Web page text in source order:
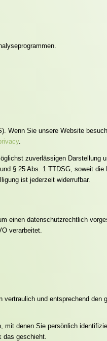
Wenn Sie unsere Website
.
zuverlässigen Darstellung
§ 25 Abs. 1 TTDSG, soweit
ist jederzeit widerrufbar.
einen datenschutzrechtlich
verarbeitet.
und entsprechend
denen Sie persönlich
das geschieht.